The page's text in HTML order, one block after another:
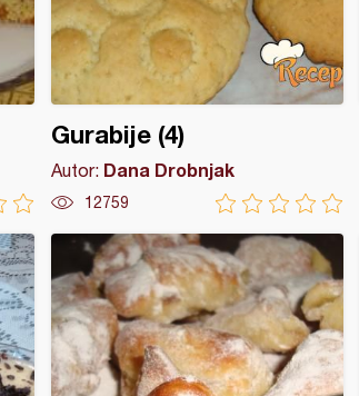
Gurabije (4)
Autor: Dana Drobnjak
12759